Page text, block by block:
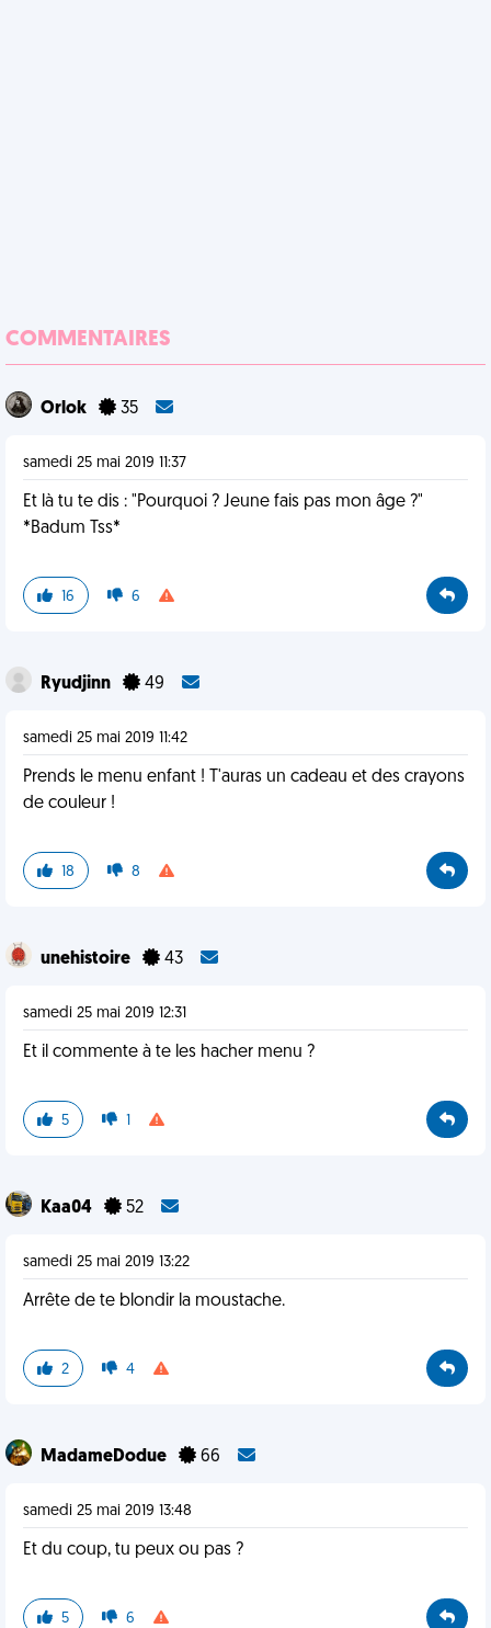
COMMENTAIRES
Orlok 35
samedi 25 mai 2019 11:37
Et là tu te dis : "Pourquoi ? Jeune fais pas mon âge ?"
*Badum Tss*
16 6
Ryudjinn 49
samedi 25 mai 2019 11:42
Prends le menu enfant ! T'auras un cadeau et des crayons
de couleur !
18 8
unehistoire 43
samedi 25 mai 2019 12:31
Et il commente à te les hacher menu ?
5 1
Kaa04 52
samedi 25 mai 2019 13:22
Arrête de te blondir la moustache.
2 4
MadameDodue 66
samedi 25 mai 2019 13:48
Et du coup, tu peux ou pas ?
5 6